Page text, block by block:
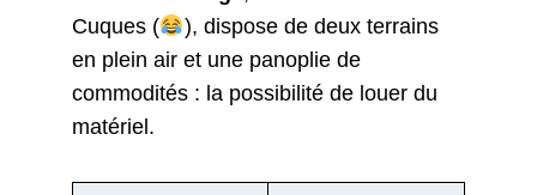
Cuques (
), dispose de deux terrains
en plein air et une panoplie de
commodités : la possibilité de louer du
matériel.